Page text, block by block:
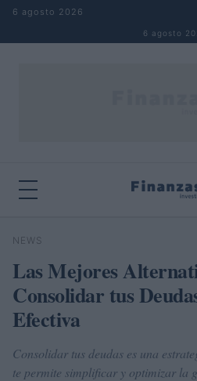
Saltar al contenido
6 agosto 2026
6 agosto
Buscar
NEWS
Las Mejores
Consolidar tus
Efectiva
Consolidar tus deudas es una
te permite simplificar y optimizar la